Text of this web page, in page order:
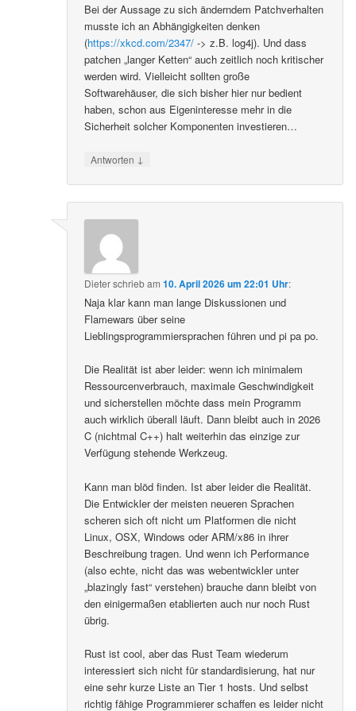
Bei der Aussage zu sich änderndem Patchverhalten
musste ich an Abhängigkeiten denken
(https://xkcd.com/2347/ -> z.B. log4j). Und dass
patchen „langer Ketten“ auch zeitlich noch kritischer
werden wird. Vielleicht sollten große
Softwarehäuser, die sich bisher hier nur bedient
haben, schon aus Eigeninteresse mehr in die
Sicherheit solcher Komponenten investieren…
Antworten ↓
Dieterschriebam10. April 2026 um 22:01 Uhr:
Naja klar kann man lange Diskussionen und
Flamewars über seine
Lieblingsprogrammiersprachen führen und pi pa po.
Die Realität ist aber leider: wenn ich minimalem
Ressourcenverbrauch, maximale Geschwindigkeit
und sicherstellen möchte dass mein Programm
auch wirklich überall läuft. Dann bleibt auch in 2026
C (nichtmal C++) halt weiterhin das einzige zur
Verfügung stehende Werkzeug.
Kann man blöd finden. Ist aber leider die Realität.
Die Entwickler der meisten neueren Sprachen
scheren sich oft nicht um Platformen die nicht
Linux, OSX, Windows oder ARM/x86 in ihrer
Beschreibung tragen. Und wenn ich Performance
(also echte, nicht das was webentwickler unter
„blazingly fast“ verstehen) brauche dann bleibt von
den einigermaßen etablierten auch nur noch Rust
übrig.
Rust ist cool, aber das Rust Team wiederum
interessiert sich nicht für standardisierung, hat nur
eine sehr kurze Liste an Tier 1 hosts. Und selbst
richtig fähige Programmierer schaffen es leider nicht